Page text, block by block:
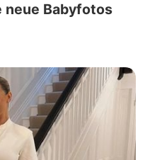
neue Babyfotos